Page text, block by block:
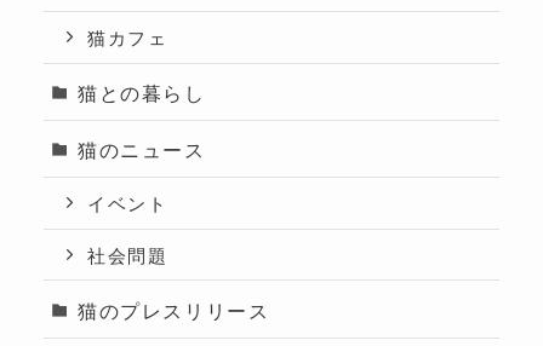
猫カフェ
猫との暮らし
猫のニュース
イベント
社会問題
猫のプレスリリース